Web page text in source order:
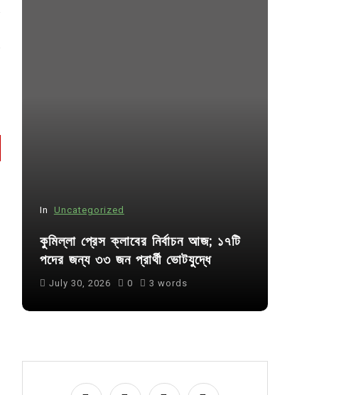
In Uncategorized
কুমিল্লা প্রেস ক্লাবের নির্বাচন আজ; ১৭টি
পদের জন্য ৩৩ জন প্রার্থী ভোটযুদ্ধে
July 30, 2026 0 3 words